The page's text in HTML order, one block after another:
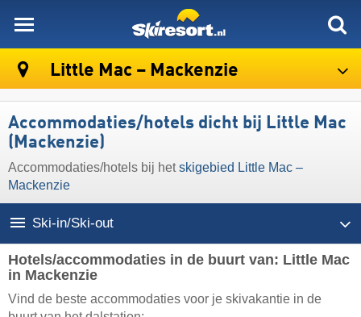
Little Mac – Mackenzie
Accommodaties/hotels dicht bij Little Mac
(Mackenzie)
Accommodaties/hotels bij hetskigebied Little Mac –
Mackenzie
Ski-in/Ski-out
Hotels/accommodaties in de buurt van: Little Mac
in Mackenzie
Vind de beste accommodaties voor je skivakantie in de